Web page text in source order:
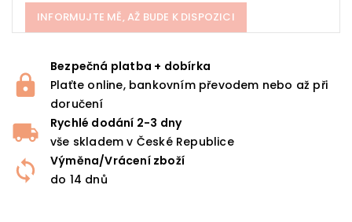
INFORMUJTE MĚ, AŽ BUDE K DISPOZICI
Bezpečná platba + dobírka
Plaťte online, bankovním převodem nebo až při
doručení
Rychlé dodání 2-3 dny
vše skladem v České Republice
Výměna/Vrácení zboží
do 14 dnů